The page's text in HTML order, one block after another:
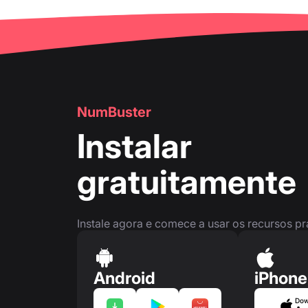
🔍Busca de números de telefone
👤Página do número de telefone
NumBuster
Instalar
gratuitamente
Instale agora e comece a usar os recursos
Android iPhone